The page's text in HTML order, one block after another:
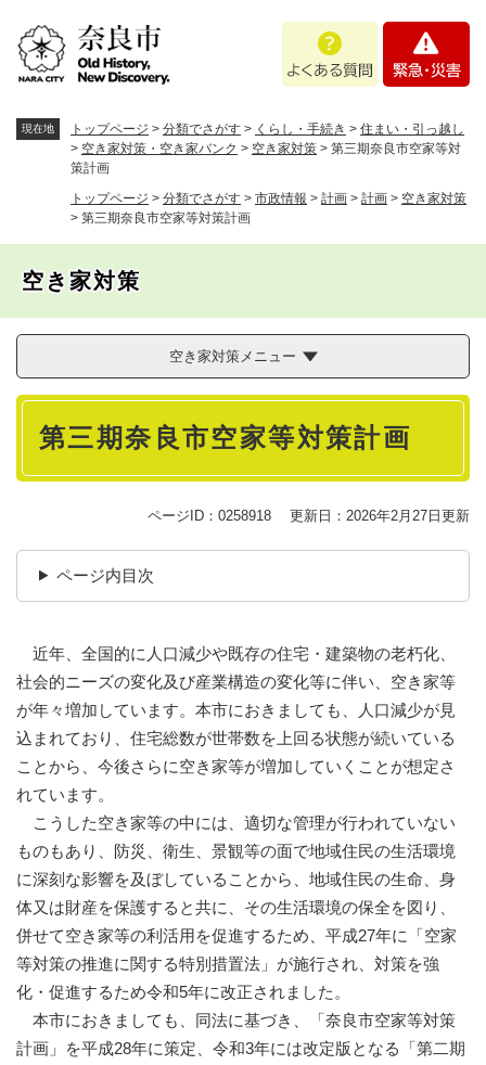
あ
問
・
現在地 トップページ > 分類でさがす > くらし・手続き > 住まい・引っ越し
> 空き家対策・空き家バンク > 空き家対策 > 第三期奈良市空家等対
策計画
トップページ > 分類でさがす > 市政情報 > 計画 > 計画 > 空き家対策
> 第三期奈良市空家等対策計画
空き家対策
空き家対策メニュー
本
第三期奈良市空家等対策計画
ページID：0258918 更新日：2026年2月27日更新
ページ内目次
近年、全国的に人口減少や既存の住宅・建築物の老朽化、
社会的ニーズの変化及び産業構造の変化等に伴い、空き家等
が年々増加しています。本市におきましても、人口減少が見
込まれており、住宅総数が世帯数を上回る状態が続いている
ことから、今後さらに空き家等が増加していくことが想定さ
れています。
こうした空き家等の中には、適切な管理が行われていない
ものもあり、防災、衛生、景観等の面で地域住民の生活環境
に深刻な影響を及ぼしていることから、地域住民の生命、身
体又は財産を保護すると共に、その生活環境の保全を図り、
併せて空き家等の利活用を促進するため、平成27年に「空家
等対策の推進に関する特別措置法」が施行され、対策を強
化・促進するため令和5年に改正されました。
本市におきましても、同法に基づき、「奈良市空家等対策
計画」を平成28年に策定、令和3年には改定版となる「第二期